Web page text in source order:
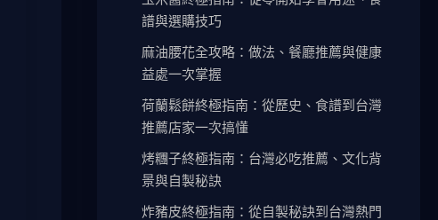
譜與選購技巧
麻油腰花全攻略：做法、餐廳推薦與健康
益處一次掌握
荷蘭鬆餅終極指南：從歷史、食譜到台灣
推薦店家一次搞懂
烤糰子終極指南：台灣必吃推薦、文化背
景與自製秘訣
炸豬皮終極指南：從自製秘訣到台灣熱門